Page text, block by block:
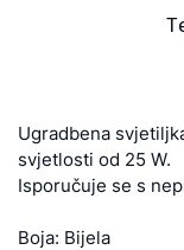
Ugradbena
svjetlosti od 25 W.
Isporučuje se s
Boja: Bijela